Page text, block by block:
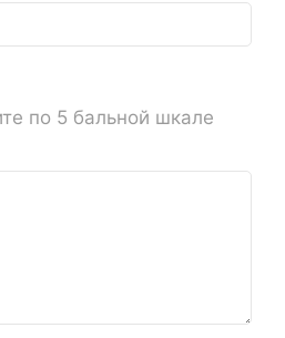
по 5 бальной шкале